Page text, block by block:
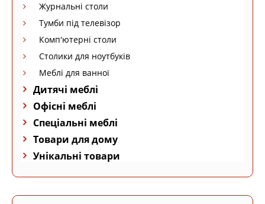
Журнальні столи
Тумби під телевізор
Комп'ютерні столи
Столики для ноутбуків
Меблі для ванної
Дитячі меблі
Офісні меблі
Спеціальні меблі
Товари для дому
Унікальні товари